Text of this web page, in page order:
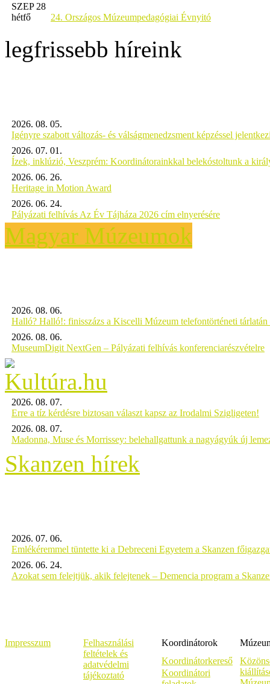
SZEP 28
hétfő
24. Országos Múzeumpedagógiai Évnyitó
legfrissebb híreink
2026. 08. 05.
Igényre szabott változás- és válságmenedzsment képzéssel
2026. 07. 01.
Ízek, inklúzió, Veszprém: Koordinátorainkkal belekóstoltunk a
2026. 06. 26.
Heritage in Motion Award
2026. 06. 24.
Pályázati felhívás Az Év Tájháza 2026 cím elnyerésére
Magyar Múzeumok
2026. 08. 06.
Halló? Halló!: finisszázs a Kiscelli Múzeum telefontörténeti tárlatán
2026. 08. 06.
MuseumDigit NextGen – Pályázati felhívás konferenciarészvételre
2026. 08. 07.
Erre a tíz kérdésre biztosan választ kapsz az Irodalmi Szigligeten!
2026. 08. 07.
Madonna, Muse és Morrissey: belehallgattunk a nagyágyúk új
Skanzen hírek
2026. 07. 06.
Emlékéremmel tüntette ki a Debreceni Egyetem a Skanzen
2026. 06. 24.
Azokat sem felejtjük, akik felejtenek – Demencia program a
Impresszum
Felhasználási
feltételek és
adatvédelmi
tájékoztató
Koordinátorok
Koordinátorkereső
Koordinátori